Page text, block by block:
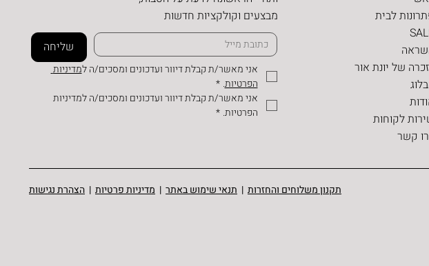
לבית
של יונת אור
לקוחות
קשר
מבצעים וקולקציות חדשות
שליחה
אני מאשר/ת קבלת דיוור ועדכונים ומסכים/ה ל
מדיניות
הפרטיות.
*
הפרטיות. *
תקנון משלוחים והחזרות | תנאי שימוש באתר | מדיניות פרטיות | הצהרת נגישות